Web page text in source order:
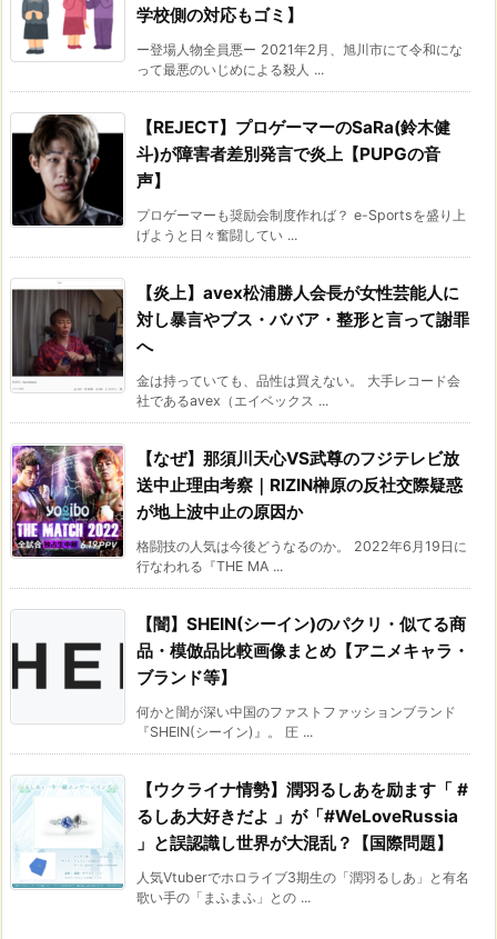
学校側の対応もゴミ】
ー登場人物全員悪ー 2021年2月、旭川市にて令和にな
って最悪のいじめによる殺人 ...
【REJECT】プロゲーマーのSaRa(鈴木健
斗)が障害者差別発言で炎上【PUPGの音
声】
プロゲーマーも奨励会制度作れば？ e-Sportsを盛り上
げようと日々奮闘してい ...
【炎上】avex松浦勝人会長が女性芸能人に
対し暴言やブス・ババア・整形と言って謝罪
へ
金は持っていても、品性は買えない。 大手レコード会
社であるavex（エイベックス ...
【なぜ】那須川天心VS武尊のフジテレビ放
送中止理由考察｜RIZIN榊原の反社交際疑惑
が地上波中止の原因か
格闘技の人気は今後どうなるのか。 2022年6月19日に
行なわれる『THE MA ...
【闇】SHEIN(シーイン)のパクリ・似てる商
品・模倣品比較画像まとめ【アニメキャラ・
ブランド等】
何かと闇が深い中国のファストファッションブランド
『SHEIN(シーイン)』。 圧 ...
【ウクライナ情勢】潤羽るしあを励ます「 #
るしあ大好きだよ 」が「#WeLoveRussia
」と誤認識し世界が大混乱？【国際問題】
人気Vtuberでホロライブ3期生の「潤羽るしあ」と有名
歌い手の「まふまふ」との ...